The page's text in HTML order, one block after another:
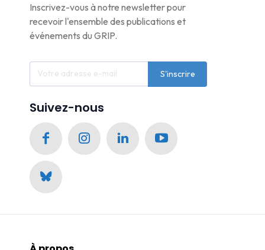
Inscrivez-vous à notre newsletter pour
recevoir l'ensemble des publications et
événements du GRIP.
S'inscrire
Suivez-nous